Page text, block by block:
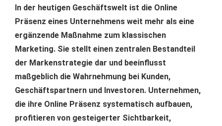
In der heutigen Geschäftswelt ist die Online
Präsenz eines Unternehmens weit mehr als eine
ergänzende Maßnahme zum klassischen
Marketing. Sie stellt einen zentralen Bestandteil
der Markenstrategie dar und beeinflusst
maßgeblich die Wahrnehmung bei Kunden,
Geschäftspartnern und Investoren. Unternehmen,
die ihre Online Präsenz systematisch aufbauen,
profitieren von gesteigerter Sichtbarkeit,